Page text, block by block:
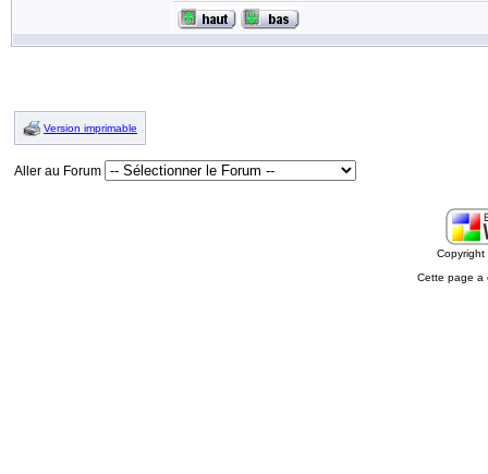
Version imprimable
Aller au Forum
Cette page a